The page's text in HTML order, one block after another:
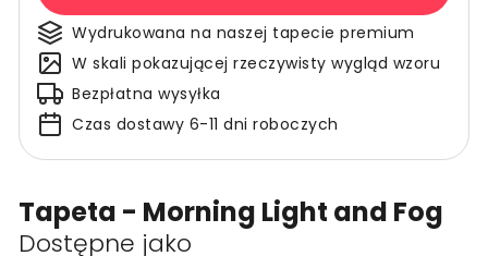
Tapeta - Morning Light and Fog
Dostępne jako
Wydrukowana na naszej tapecie premium
W skali pokazującej rzeczywisty wygląd wzoru
Bezpłatna wysyłka
Czas dostawy 6-11 dni roboczych